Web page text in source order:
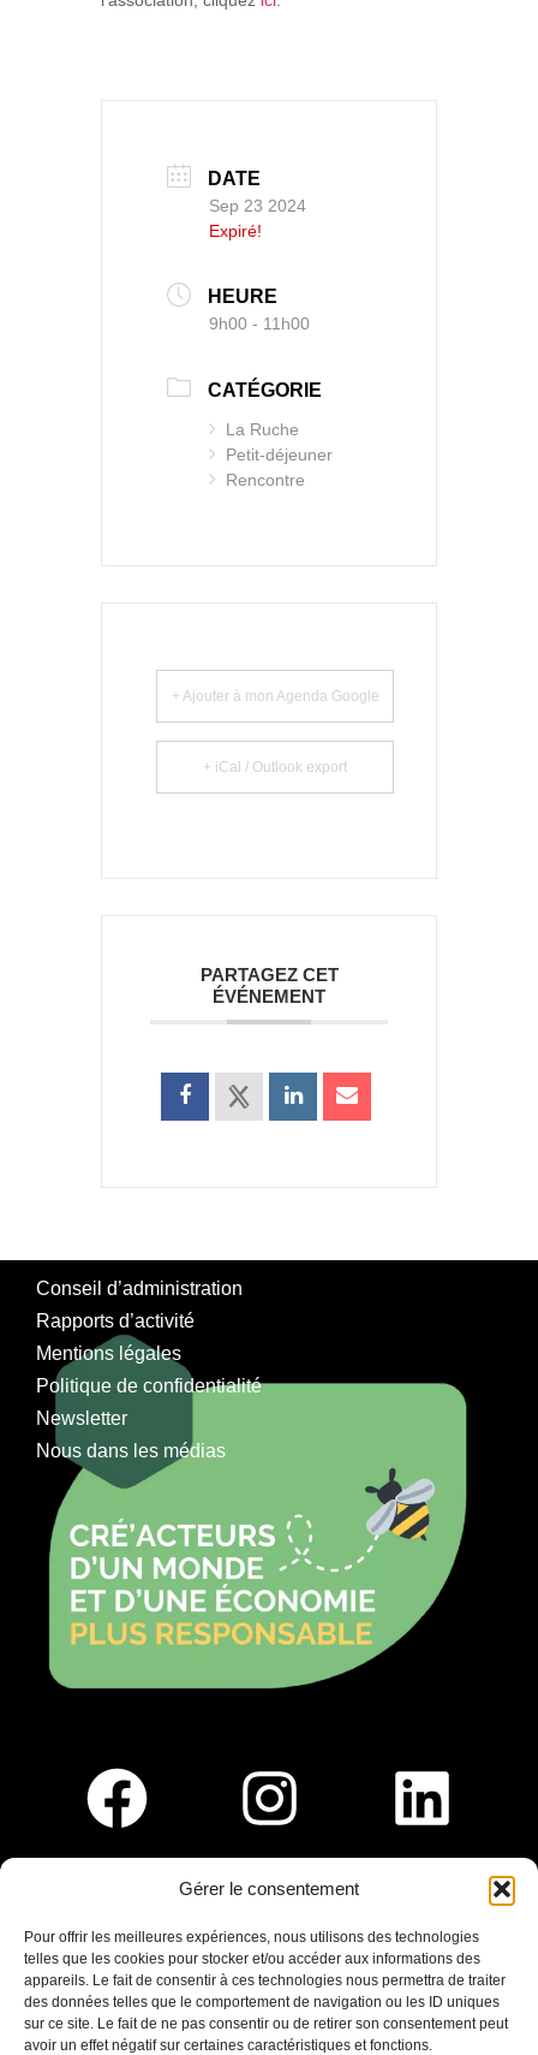
Gérer le consentement
Pour offrir les meilleures expériences, nous utilisons des technologies
telles que les cookies pour stocker et/ou accéder aux informations des
appareils. Le fait de consentir à ces technologies nous permettra de traiter
des données telles que le comportement de navigation ou les ID uniques
sur ce site. Le fait de ne pas consentir ou de retirer son consentement peut
avoir un effet négatif sur certaines caractéristiques et fonctions.
DATE
Sep 23 2024
Expiré!
HEURE
9h00 - 11h00
CATÉGORIE
La Ruche
Petit-déjeuner
Rencontre
+ Ajouter à mon Agenda Google
+ iCal / Outlook export
PARTAGEZ CET
ÉVÉNEMENT
Conseil d’administration
Rapports d’activité
Mentions légales
Politique de confidentialité
Newsletter
Nous dans les médias
Saint-Germain-En-Laye
Ligne R2-Nord
Tramway T13
20mins à pied du RER A